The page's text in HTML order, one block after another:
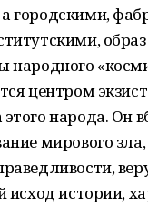
городскими,
народного
центром
народа. Он
мирового
исход истории,